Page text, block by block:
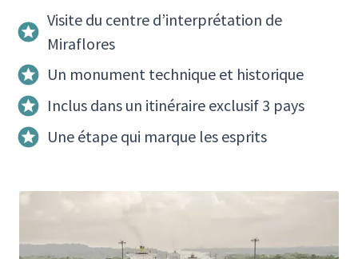
Visite du centre d’interprétation de
Miraflores
Un monument technique et historique
Inclus dans un itinéraire exclusif 3 pays
Une étape qui marque les esprits